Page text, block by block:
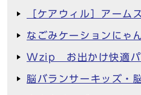
［ケアウィル］アーム
なごみケーションにゃ
Wzip お出かけ快適パ
脳バランサーキッズ・